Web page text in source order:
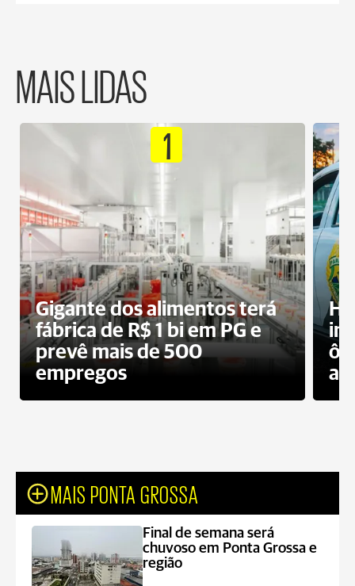
MAIS LIDAS
1
Gigante dos alimentos terá
fábrica de R$ 1 bi em PG e
prevê mais de 500
empregos
MAIS PONTA GROSSA
Final de semana será
chuvoso em Ponta Grossa e
região